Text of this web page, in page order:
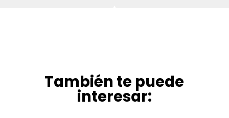
También te puede
interesar: